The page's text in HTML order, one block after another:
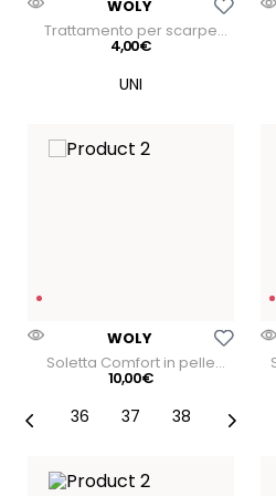
WOLY
Trattamento per scarpe
Shoe Cream
4,00€
WOLY Aggiungi Alla Lista Dei Desideri
Soletta Comfort in pelle
pregiata con suola
10,00€
36 37 38